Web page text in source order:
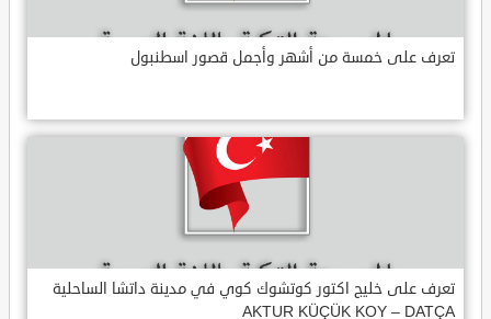
تعرف على خمسة من أشهر وأجمل قصور اسطنبول
تعرف على خليج اكتور كوتشوك كوي في مدينة داتشا الساحلية
AKTUR KÜÇÜK KOY – DATÇA